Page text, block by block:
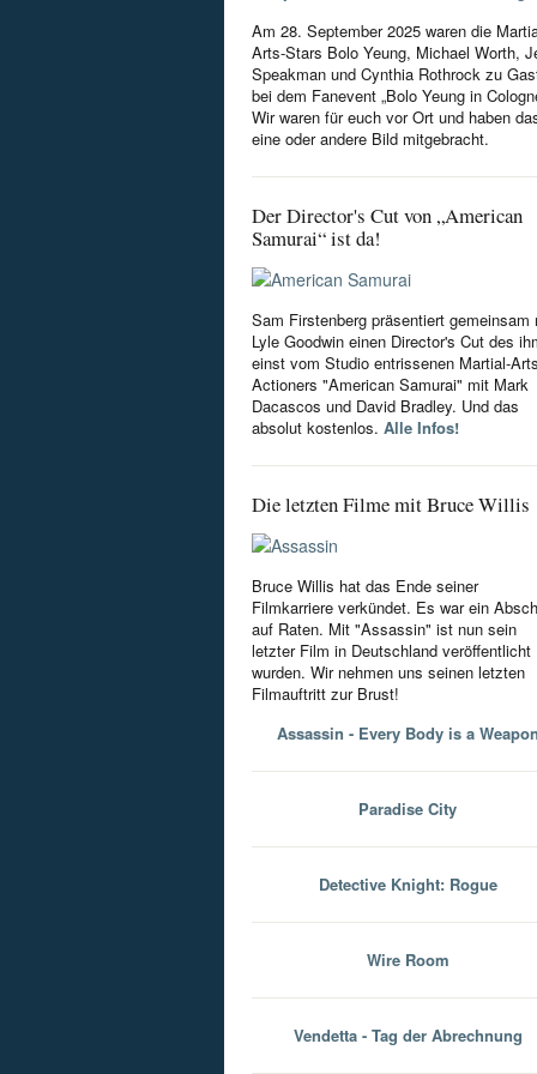
Am 28. September 2025 waren die
Arts-Stars Bolo Yeung, Michael Worth,
Speakman und Cynthia Rothrock zu
bei dem Fanevent „Bolo Yeung in
Wir waren für euch vor Ort und haben
eine oder andere Bild mitgebracht.
Der Director's Cut von „American
Samurai“ ist da!
Sam Firstenberg präsentiert gemeinsam
Lyle Goodwin einen Director's Cut des
einst vom Studio entrissenen Martial-
Actioners "American Samurai" mit Mark
Dacascos und David Bradley. Und das
absolut kostenlos. Alle Infos!
Die letzten Filme mit Bruce Willis
Bruce Willis hat das Ende seiner
Filmkarriere verkündet. Es war ein
auf Raten. Mit "Assassin" ist nun sein
letzter Film in Deutschland veröffentlicht
wurden. Wir nehmen uns seinen letzten
Filmauftritt zur Brust!
Assassin - Every Body is a Weapon
Paradise City
Detective Knight: Rogue
Wire Room
Vendetta - Tag der Abrechnung